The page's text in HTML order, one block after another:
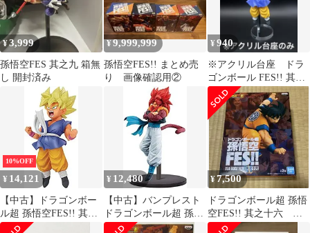
¥3,999
孫悟空FES 其之九 箱無
し 開封済み
¥9,999,999
孫悟空FES!! まとめ売
り 画像確認用②
¥940
※アクリル台座 ドラ
ゴンボール FES!! 其之
十六 孫悟空 超サイヤ
人
10%OFF
¥ 14,121
【中古】ドラゴンボー
ル超 孫悟空FES!! 其之
十六 [1.超サイヤ人孫悟
¥ 12,480
【中古】バンプレスト
ドラゴンボール超 孫悟
空FES!! 其之十一 超サ
¥7,500
ドラゴンボール超 孫悟
空FES!! 其之十六 新
品未開封